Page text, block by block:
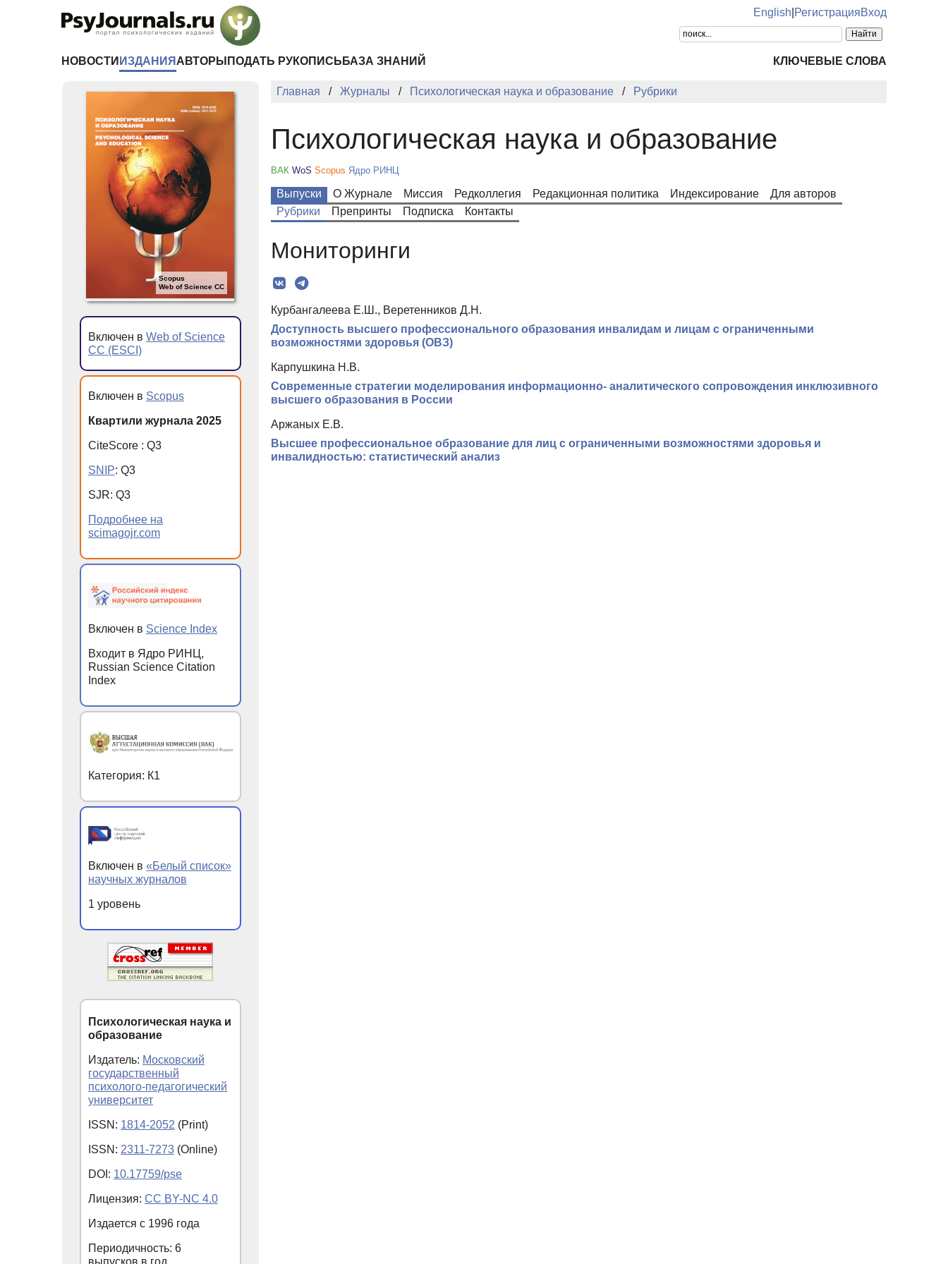
English РегистрацияВход
НОВОСТИ ИЗДАНИЯ АВТОРЫ ПОДАТЬ РУКОПИСЬ БАЗА ЗНАНИЙ КЛЮЧЕВЫЕ СЛОВА
Главная Журналы Психологическая наука и образование Рубрики
Психологическая наука и образование
ВАК WoS Scopus Ядро РИНЦ
Выпуски О Журнале Миссия Редколлегия Редакционная политика Индексирование
Для авторов
Рубрики
Препринты Подписка Контакты
Мониторинги
Курбангалеева Е.Ш., Веретенников Д.Н.
Доступность высшего профессионального образования инвалидам и лицам с ограниченными
возможностями здоровья (ОВЗ)
Карпушкина Н.В.
Современные стратегии моделирования информационно- аналитического сопровождения инклюзивного
высшего образования в России
Аржаных Е.В.
Высшее профессиональное образование для лиц с ограниченными возможностями здоровья и
инвалидностью: статистический анализ
Scopus
Web of Science CC
Включен в Web of Science
CC (ESCI)
Включен в Scopus
Квартили журнала 2025
CiteScore : Q3
SNIP: Q3
SJR: Q3
Подробнее на
scimagojr.com
Включен в Science Index
Входит в Ядро РИНЦ,
Russian Science Citation
Index
Категория: К1
Включен в «Белый список»
научных журналов
1 уровень
Психологическая наука и
образование
Издатель: Московский
государственный
психолого-педагогический
университет
ISSN: 1814-2052 (Print)
ISSN: 2311-7273 (Online)
DOI: 10.17759/pse
Лицензия: CC BY-NC 4.0
Издается с 1996 года
Периодичность: 6
выпусков в год